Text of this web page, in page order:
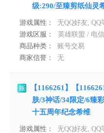
级:290/至臻剪纸仙灵
游戏属性：
无QQ好友,
游戏区服：
英雄联盟 / 电
商品种类：
账号交易
商家信誉：
无
【1166261】【
肤/3神话/34限定/6臻
十五周年纪念希维
游戏属性：
无QQ好友,